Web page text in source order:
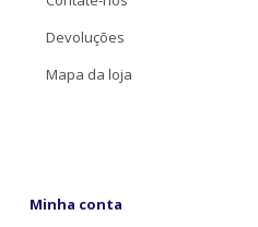
Devoluções
Mapa da loja
Minha conta